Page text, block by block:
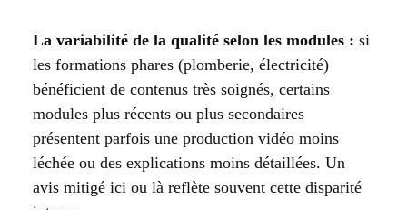
La variabilité de la qualité selon les modules : si
les formations phares (plomberie, électricité)
bénéficient de contenus très soignés, certains
modules plus récents ou plus secondaires
présentent parfois une production vidéo moins
léchée ou des explications moins détaillées. Un
avis mitigé ici ou là reflète souvent cette disparité